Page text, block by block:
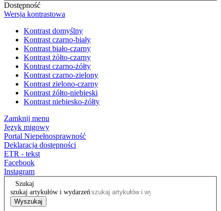
Dostępność
Wersja kontrastowa
Kontrast domyślny
Kontrast czarno-biały
Kontrast biało-czarny
Kontrast żółto-czarny
Kontrast czarno-żółty
Kontrast czarno-zielony
Kontrast zielono-czarny
Kontrast żółto-niebieski
Kontrast niebiesko-żółty
Zamknij menu
Język migowy
Portal Niepełnosprawność
Deklaracja dostępności
ETR - tekst
Facebook
Instagram
Szukaj
szukaj artykułów i wydarzeń
Wyszukaj